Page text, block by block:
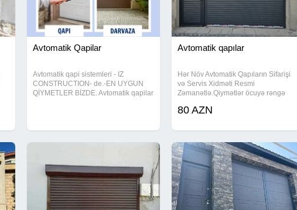
Avtomatik Qapilar
Avtomatik qapi sistemleri - IZ
CONSTRUCTION- de.-EN UYGUN
QİYMETLER BİZDE. Avtomatik qapilar
Avtomatik qapılar
Hər Növ Avtomatik Qapıların Sifarişi
və Servis Xidməti Resmi
Zəmanətlə.Qiymətlər öcuyə rəngə
çatdırılma quraşdırma pulsuzdur.
eyvanlar Çatdırılma: Bəli
80 AZN